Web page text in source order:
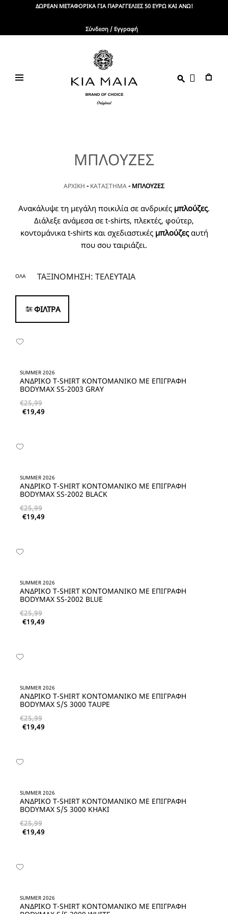
ΔΩΡΕΑΝ ΜΕΤΑΦΟΡΙΚΑ ΓΙΑ ΠΑΡΑΓΓΕΛΙΕΣ 50 ΕΥΡΩ ΚΑΙ ΑΝΩ!
Σύνδεση / Εγγραφή
ΜΠΛΟΥΖΕΣ
ΑΡΧΙΚΗ - ΚΑΤΑΣΤΗΜΑ- ΜΠΛΟΥΖΕΣ
Ανακάλυψε τη μεγάλη ποικιλία σε ανδρικές μπλούζες.
Διάλεξε ανάμεσα σε t-shirts, πλεκτές, φούτερ,
κοντομάνικα t-shirts και σχεδιαστικές μπλούζεςαυτή
που σου ταιριάζει.
ΟΛΑ
ΦΙΛΤΡΑ
SUMMER 2026
ΑΝΔΡΙΚΟ T-SHIRT ΚΟΝΤΟΜΑΝΙΚΟ ΜΕ ΕΠΙΓΡΑΦΗ
BODYMAX SS-2003 GRAY
€25,99
€19,49
SUMMER 2026
ΑΝΔΡΙΚΟ T-SHIRT ΚΟΝΤΟΜΑΝΙΚΟ ΜΕ ΕΠΙΓΡΑΦΗ
BODYMAX SS-2002 BLACK
€25,99
€19,49
SUMMER 2026
ΑΝΔΡΙΚΟ T-SHIRT ΚΟΝΤΟΜΑΝΙΚΟ ΜΕ ΕΠΙΓΡΑΦΗ
BODYMAX SS-2002 BLUE
€25,99
€19,49
SUMMER 2026
ΑΝΔΡΙΚΟ T-SHIRT ΚΟΝΤΟΜΑΝΙΚΟ ΜΕ ΕΠΙΓΡΑΦΗ
BODYMAX S/S 3000 TAUPE
€25,99
€19,49
SUMMER 2026
ΑΝΔΡΙΚΟ T-SHIRT ΚΟΝΤΟΜΑΝΙΚΟ ΜΕ ΕΠΙΓΡΑΦΗ
BODYMAX S/S 3000 KHAKI
€25,99
€19,49
SUMMER 2026
ΑΝΔΡΙΚΟ T-SHIRT ΚΟΝΤΟΜΑΝΙΚΟ ΜΕ ΕΠΙΓΡΑΦΗ